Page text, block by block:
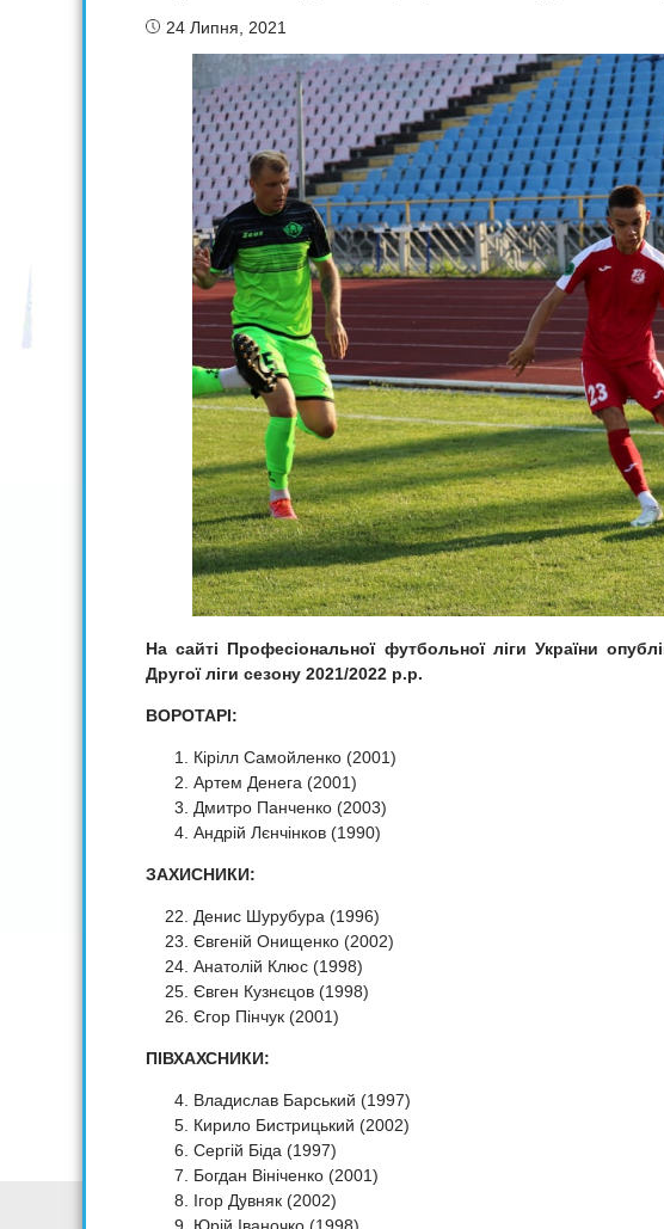
24 Липня, 2021
На сайті Професіональної футбольної ліги України
Другої ліги сезону 2021/2022 р.р.
ВОРОТАРІ:
Кірілл Самойленко (2001)
Артем Денега (2001)
Дмитро Панченко (2003)
Андрій Лєнчінков (1990)
ЗАХИСНИКИ:
Денис Шурубура (1996)
Євгеній Онищенко (2002)
Анатолій Клюс (1998)
Євген Кузнєцов (1998)
Єгор Пінчук (2001)
ПІВХАХСНИКИ:
Владислав Барський (1997)
Кирило Бистрицький (2002)
Сергій Біда (1997)
Богдан Вініченко (2001)
Ігор Дувняк (2002)